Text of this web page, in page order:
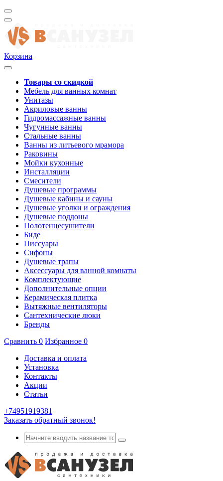
Корзина
Товары со скидкой
Мебель для ванных комнат
Унитазы
Акриловые ванны
Гидромассажные ванны
Чугунные ванны
Стальные ванны
Ванны из литьевого мрамора
Раковины
Мойки кухонные
Инсталляции
Смесители
Душевые программы
Душевые кабины и сауны
Душевые уголки и ограждения
Душевые поддоны
Полотенцесушители
Биде
Писсуары
Сифоны
Душевые трапы
Аксессуары для ванной комнаты
Комплектующие
Дополнительные опции
Керамическая плитка
Вытяжные вентиляторы
Сантехнические люки
Бренды
Сравнить 0 Избранное 0
Доставка и оплата
Установка
Контакты
Акции
Статьи
+74951919381
Заказать обратный звонок!